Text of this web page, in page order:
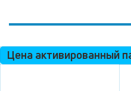
Цена активированный